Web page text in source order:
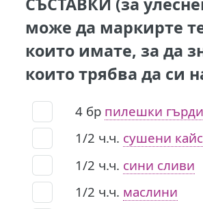
може да маркирте
които имате, за да
които трябва да си
4 бр пилешки гърди
1/2 ч.ч. сушени
1/2 ч.ч. сини сливи
1/2 ч.ч. маслини